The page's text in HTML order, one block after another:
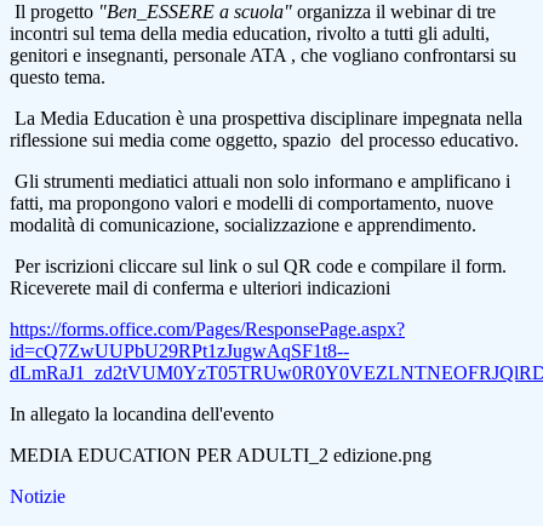
Il progetto "Ben_ESSERE a scuola" organizza il webinar di tre
incontri sul tema della media education, rivolto a tutti gli adulti,
genitori e insegnanti, personale ATA , che vogliano confrontarsi su
questo tema.
La Media Education è una prospettiva disciplinare impegnata nella
riflessione sui media come oggetto, spazio del processo educativo.
Gli strumenti mediatici attuali non solo informano e amplificano i
fatti, ma propongono valori e modelli di comportamento, nuove
modalità di comunicazione, socializzazione e apprendimento.
Per iscrizioni cliccare sul link o sul QR code e compilare il form.
Riceverete mail di conferma e ulteriori indicazioni
https://forms.office.com/Pages/ResponsePage.aspx?
id=cQ7ZwUUPbU29RPt1zJugwAqSF1t8--
In allegato la locandina dell'evento
MEDIA EDUCATION PER ADULTI_2 edizione.png
Notizie